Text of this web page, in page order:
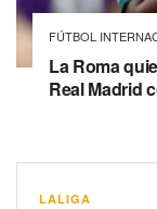
FÚTBOL
La Roma
Real Madrid
LALIGA